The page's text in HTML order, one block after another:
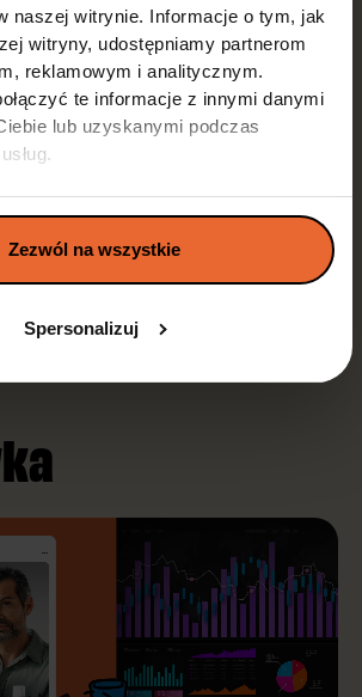
naszej witrynie. Informacje o tym, jak
witryny, udostępniamy partnerom
reklamowym i analitycznym.
te informacje z innymi danymi
lub uzyskanymi podczas
Zezwól na wszystkie
Spersonalizuj
Odpowiednich Kanałów Social
wyjściowa
i komunikacji
of Voice Marki
(paid social)